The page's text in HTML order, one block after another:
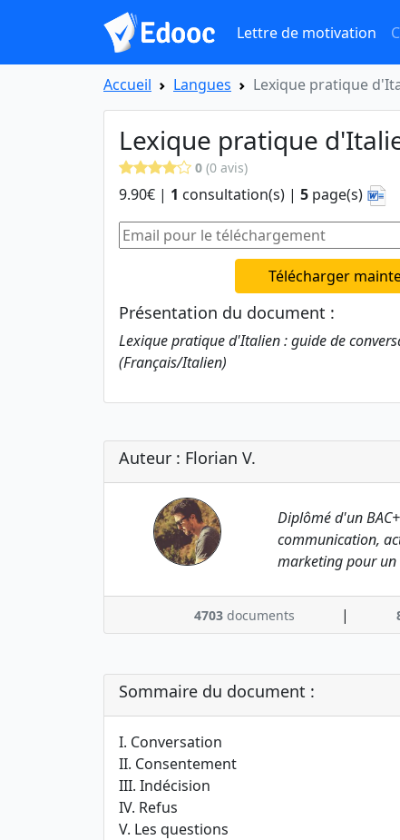
Lettre de motivation
Accueil Langues Lexique pratique
Lexique pratique
0 (0 avis)
9.90€ | 1 consultation(s) | 5 page(s)
Télécharger
Présentation du document :
Lexique pratique d'Italien : guide de
(Français/Italien)
Auteur : Florian V.
Diplômé d'un
communication,
marketing pour un
4703 documents |
Sommaire du document :
I. Conversation
II. Consentement
III. Indécision
IV. Refus
V. Les questions